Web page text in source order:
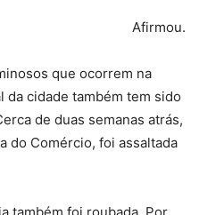
Afirmou.
que ocorrem na
da cidade também tem sido
de duas semanas atrás,
do Comércio, foi assaltada